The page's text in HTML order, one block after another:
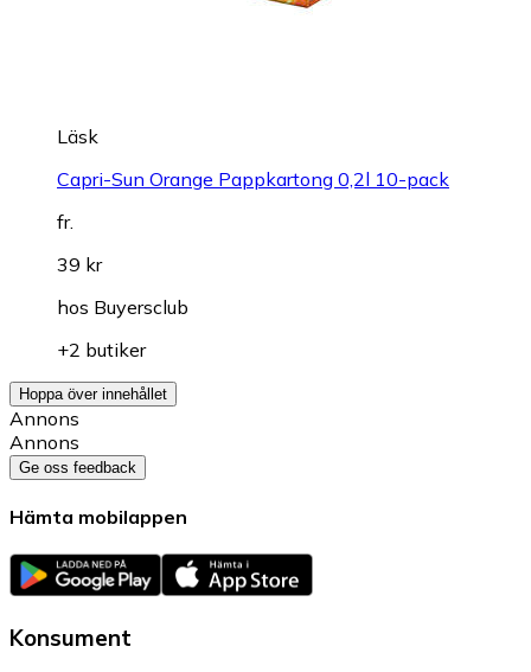
Läsk
Capri-Sun Orange Pappkartong 0,2l 10-pack
fr.
39 kr
hos Buyersclub
+2 butiker
Hoppa över innehållet
Annons
Annons
Ge oss feedback
Hämta mobilappen
Konsument